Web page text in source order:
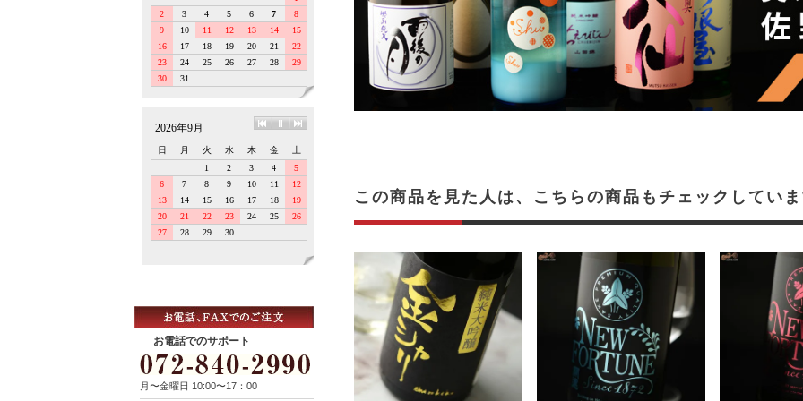
お電話でのサポート
月〜金曜日 10:00〜17：00
この商品を見た人は、こちらの商品もチェックしてい